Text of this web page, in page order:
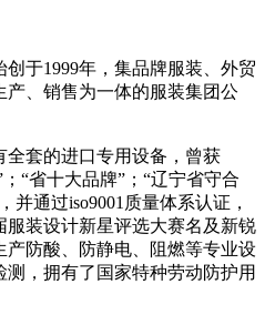
于1999年，集品牌服装、外贸
产、销售为一体的服装集团公
套的进口专用设备，曾获
“省十大品牌”；“辽宁省守合
并通过iso9001质量体系认证，
装设计新星评选大赛名及新锐
防酸、防静电、阻燃等专业设
，拥有了国家特种劳动防护用